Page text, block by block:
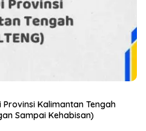
Kalimantan Tengah
Sampai Kehabisan)